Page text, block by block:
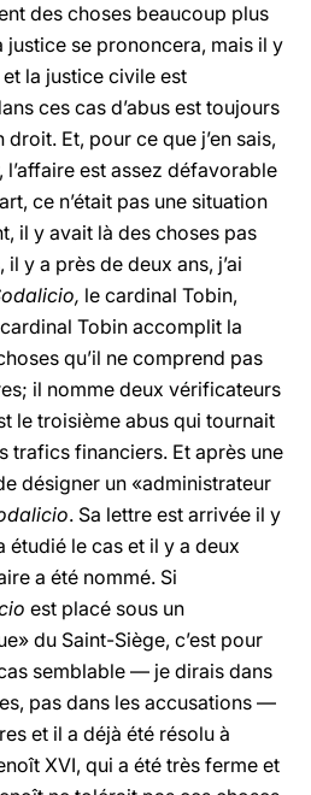
des choses beaucoup plus
justice se prononcera, mais il y
la justice civile est
ces cas d’abus est toujours
droit. Et, pour ce que j’en sais,
l’affaire est assez défavorable
ce n’était pas une situation
il y avait là des choses pas
y a près de deux ans, j’ai
le cardinal Tobin,
Tobin accomplit la
qu’il ne comprend pas
il nomme deux vérificateurs
le troisième abus qui tournait
trafics financiers. Et après une
désigner un «administrateur
. Sa lettre est arrivée il y
étudié le cas et il y a deux
a été nommé. Si
est placé sous un
du Saint-Siège, c’est pour
semblable — je dirais dans
pas dans les accusations —
et il a déjà été résolu à
XVI, qui a été très ferme et